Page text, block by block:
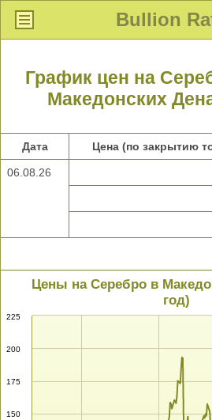
Bullion
График цен на
Македонских
Дата Цена (по закрытию
06.08.26
Цены на Серебро в
год)
150
175
200
225